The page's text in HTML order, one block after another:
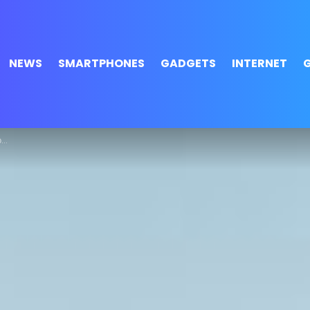
NEWS SMARTPHONES GADGETS INTERNET